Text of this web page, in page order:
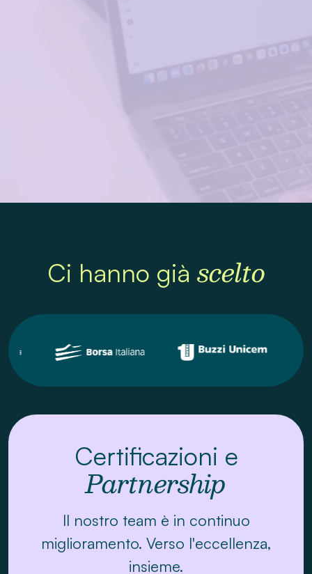
Vuoi che il tuo
successo?
Scrivici per raccontarci le tue esigenze e
Invia la tua richiesta
Ci hanno già scelto
Certificazioni e
Partnership
Il nostro team è in continuo
miglioramento. Verso l'eccellenza,
insieme.